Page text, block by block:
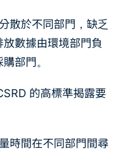
散於不同部門，缺乏
數據由環境部門負
部門。
的高標準揭露要
時間在不同部門間尋